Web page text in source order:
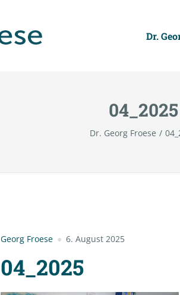
Dr.
04_2025
Dr. Georg Froese
Georg Froese 6. August 2025
04_2025